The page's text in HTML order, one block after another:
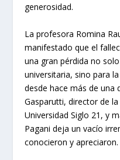
generosidad.
La profesora Romina
manifestado que el
una gran pérdida no
universitaria, sino para
desde hace más de una
Gasparutti, director de
Universidad Siglo 21, y
Pagani deja un vacío
conocieron y apreciaron.